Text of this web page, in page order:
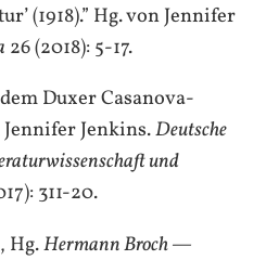
(1918).” Hg. von Jennifer
26 (2018): 5-17.
Duxer Casanova-
Jennifer Jenkins.Deutsche
und
311-20.
Hg.Hermann Broch —